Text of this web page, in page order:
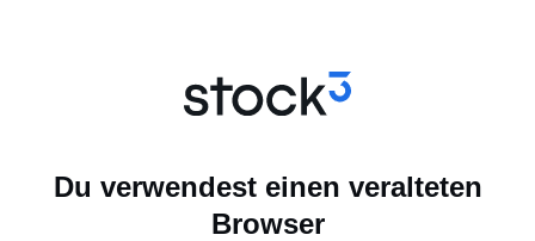
Du verwendest einen veralteten
Browser